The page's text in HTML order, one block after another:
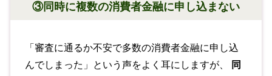
③同時に複数の消費者金融に申し込まない
「審査に通るか不安で多数の消費者金融に申し込
んでしまった」という声をよく耳にしますが、
同